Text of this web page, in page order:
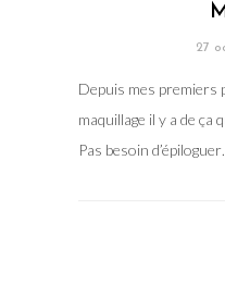
27
Depuis mes premiers
maquillage il y a de ça
Pas besoin